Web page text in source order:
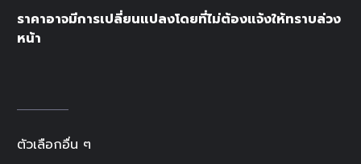
ราคาอาจมีการเปลี่ยนแปลงโดยที่ไม่ต้องแจ้งให้ทราบล่วง
หน้า
ตัวเลือกอื่น ๆ